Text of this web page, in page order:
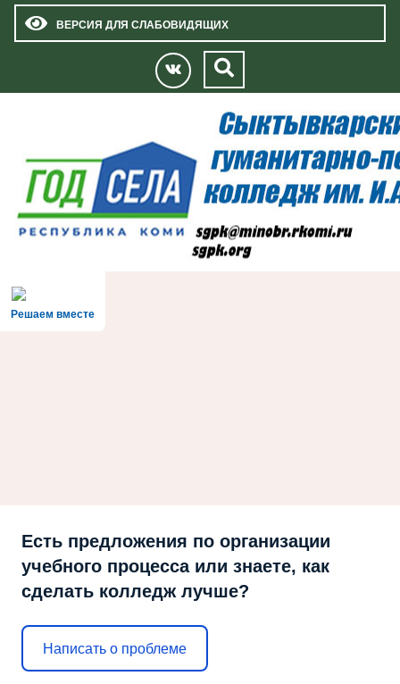
ВЕРСИЯ ДЛЯ СЛАБОВИДЯЩИХ
Решаем вместе
Есть предложения по организации
учебного процесса или знаете, как
сделать колледж лучше?
Написать о проблеме